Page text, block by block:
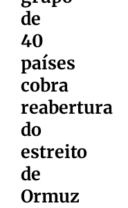
de
40
países
cobra
reabertura
do
estreito
de
Ormuz